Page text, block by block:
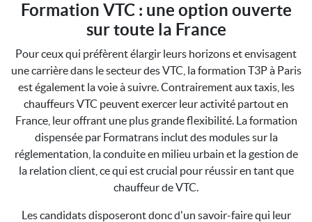
Formation VTC : une option ouverte
sur toute la France
Pour ceux qui préfèrent élargir leurs horizons et envisagent
une carrière dans le secteur des VTC, la formation T3P à Paris
est également la voie à suivre. Contrairement aux taxis, les
chauffeurs VTC peuvent exercer leur activité partout en
France, leur offrant une plus grande flexibilité. La formation
dispensée par Formatrans inclut des modules sur la
réglementation, la conduite en milieu urbain et la gestion de
la relation client, ce qui est crucial pour réussir en tant que
chauffeur de VTC.
Les candidats disposeront donc d'un savoir-faire qui leur